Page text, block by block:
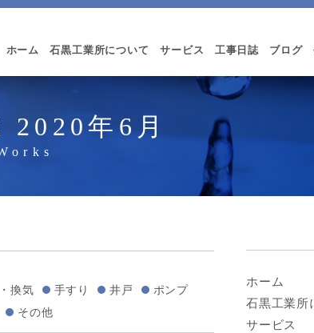
ホーム 石黒工業所について サービス 工事日誌 ブログ
2020年6月
換気 手すり 井戸
ポンプ
その他
ホーム
石黒工業所
サービス